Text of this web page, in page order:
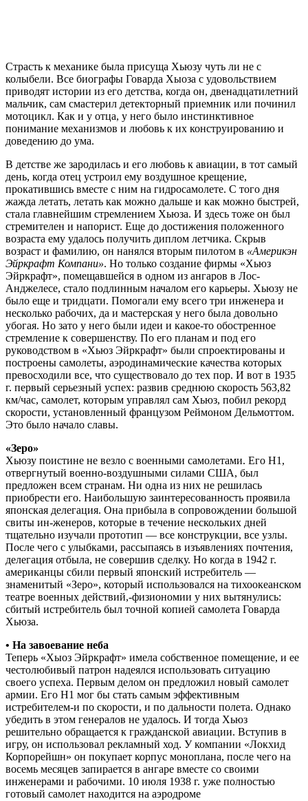
Страсть к механике была присуща Хьюзу чуть ли не с
колыбели. Все биографы Говарда Хыоза с удовольствием
приводят истории из его детства, когда он, двенадцатилетний
мальчик, сам смастерил детекторный приемник или починил
мотоцикл. Как и у отца, у него было инстинктивное
понимание механизмов и любовь к их конструированию и
доведению до ума.
В детстве же зародилась и его любовь к авиации, в тот самый
день, когда отец устроил ему воздушное крещение,
прокатившись вместе с ним на гидросамолете. С того дня
жажда летать, летать как можно дальше и как можно быстрей,
стала главнейшим стремлением Хьюза. И здесь тоже он был
стремителен и напорист. Еще до достижения положенного
возраста ему удалось получить диплом летчика. Скрыв
возраст и фамилию, он нанялся вторым пилотом в «Америкэн
Эйркрафт Компани». Но только создание фирмы «Хьюз
Эйркрафт», помещавшейся в одном из ангаров в Лос-
Анджелесе, стало подлинным началом его карьеры. Хьюзу не
было еще и тридцати. Помогали ему всего три инженера и
несколько рабочих, да и мастерская у него была довольно
убогая. Но зато у него были идеи и какое-то обостренное
стремление к совершенству. По его планам и под его
руководством в «Хьюз Эйркрафт» были спроектированы и
построены самолеты, аэродинамические качества которых
превосходили все, что существовало до тех пор. И вот в 1935
г. первый серьезный успех: развив среднюю скорость 563,82
км/час, самолет, которым управлял сам Хьюз, побил рекорд
скорости, установленный французом Реймоном Дельмоттом.
Это было начало славы.
«Зеро»
Хьюзу поистине не везло с военными самолетами. Его Н1,
отвергнутый военно-воздушными силами США, был
предложен всем странам. Ни одна из них не решилась
приобрести его. Наибольшую заинтересованность проявила
японская делегация. Она прибыла в сопровождении большой
свиты ин-женеров, которые в течение нескольких дней
тщательно изучали прототип — все конструкции, все узлы.
После чего с улыбками, рассыпаясь в изъявлениях почтения,
делегация отбыла, не совершив сделку. Но когда в 1942 г.
американцы сбили первый японский истребитель —
знаменитый «Зеро», который использовался на тихоокеанском
театре военных действий,-физиономии у них вытянулись:
сбитый истребитель был точной копией самолета Говарда
Хьюза.
• На завоевание неба
Теперь «Хыоз Эйркрафт» имела собственное помещение, и ее
честолюбивый патрон надеялся использовать ситуацию
своего успеха. Первым делом он предложил новый самолет
армии. Его Н1 мог бы стать самым эффективным
истребителем-и по скорости, и по дальности полета. Однако
убедить в этом генералов не удалось. И тогда Хьюз
решительно обращается к гражданской авиации. Вступив в
игру, он использовал рекламный ход. У компании «Локхид
Корпорейшн» он покупает корпус моноплана, после чего на
восемь месяцев запирается в ангаре вместе со своими
инженерами и рабочими. 10 июля 1938 г. уже полностью
готовый самолет находится на аэродроме